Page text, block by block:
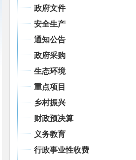
政府文件
安全生产
通知公告
政府采购
生态环境
重点项目
乡村振兴
财政预决算
义务教育
行政事业性收费